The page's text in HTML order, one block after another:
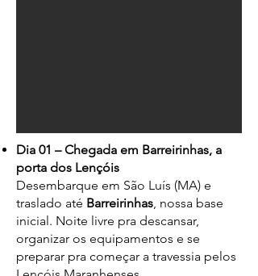
Dia 01 – Chegada em Barreirinhas, a
porta dos Lençóis
Desembarque em São Luís (MA) e
traslado até Barreirinhas, nossa base
inicial. Noite livre pra descansar,
organizar os equipamentos e se
preparar pra começar a travessia pelos